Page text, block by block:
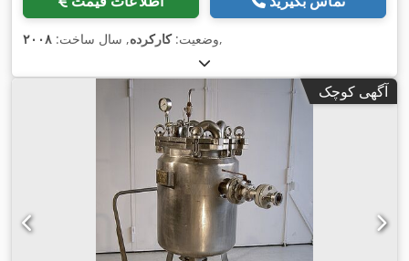
وضعیت:کارکرده, سال ساخت: ۲۰۰۸ ,
آگهی کوچک